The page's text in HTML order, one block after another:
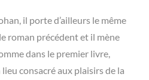
il porte d’ailleurs le même
roman précédent et il mène
dans le premier livre,
consacré aux plaisirs de la